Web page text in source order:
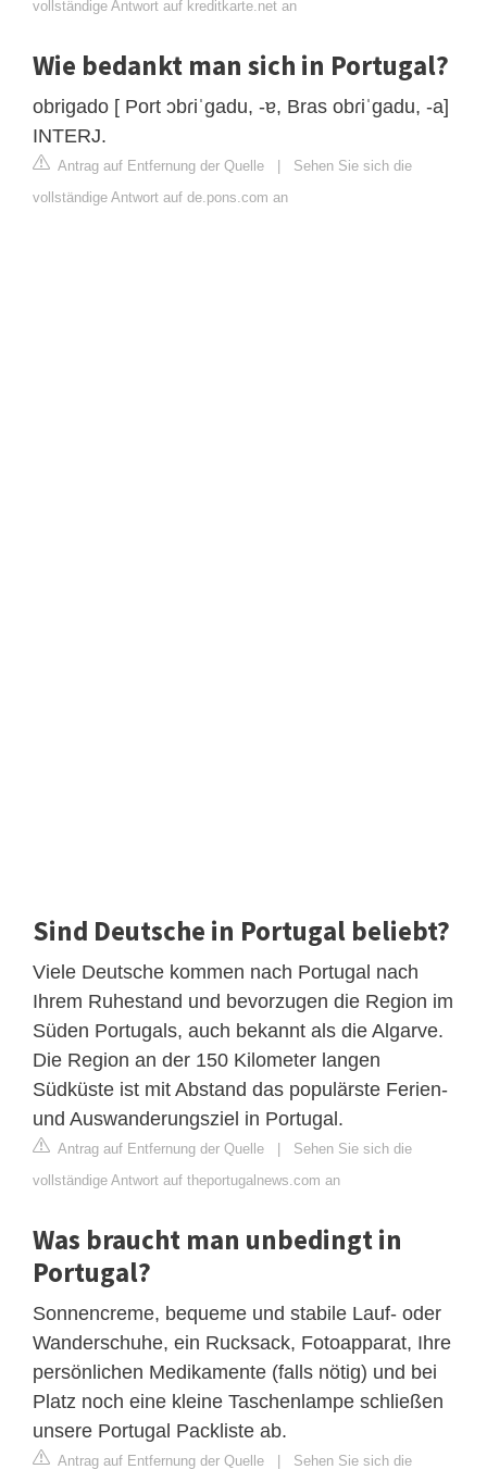
vollständige Antwort auf kreditkarte.net an
Wie bedankt man sich in Portugal?
obrigado [ Port ɔbɾiˈgadu, -ɐ, Bras obɾiˈgadu, -a]
INTERJ.
Antrag auf Entfernung der Quelle | Sehen Sie sich die
vollständige Antwort auf de.pons.com an
Sind Deutsche in Portugal beliebt?
Viele Deutsche kommen nach Portugal nach
Ihrem Ruhestand und bevorzugen die Region im
Süden Portugals, auch bekannt als die Algarve.
Die Region an der 150 Kilometer langen
Südküste ist mit Abstand das populärste Ferien-
und Auswanderungsziel in Portugal.
Antrag auf Entfernung der Quelle | Sehen Sie sich die
vollständige Antwort auf theportugalnews.com an
Was braucht man unbedingt in
Portugal?
Sonnencreme, bequeme und stabile Lauf- oder
Wanderschuhe, ein Rucksack, Fotoapparat, Ihre
persönlichen Medikamente (falls nötig) und bei
Platz noch eine kleine Taschenlampe schließen
unsere Portugal Packliste ab.
Antrag auf Entfernung der Quelle | Sehen Sie sich die